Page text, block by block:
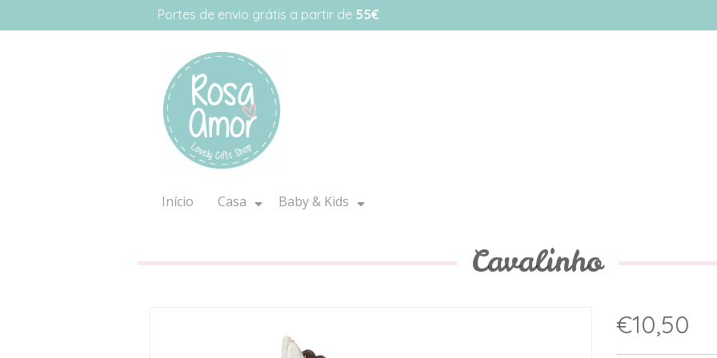
Portes de envio grátis a partir de 55€
Início Casa Baby & Kids
Cavalinho
€10,50